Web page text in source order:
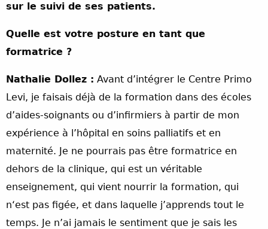
sur le suivi de ses patients.
Quelle est votre posture en tant que
formatrice ?
Nathalie Dollez : Avant d’intégrer le Centre Primo
Levi, je faisais déjà de la formation dans des écoles
d’aides-soignants ou d’infirmiers à partir de mon
expérience à l’hôpital en soins palliatifs et en
maternité. Je ne pourrais pas être formatrice en
dehors de la clinique, qui est un véritable
enseignement, qui vient nourrir la formation, qui
n‘est pas figée, et dans laquelle j’apprends tout le
temps. Je n’ai jamais le sentiment que je sais les